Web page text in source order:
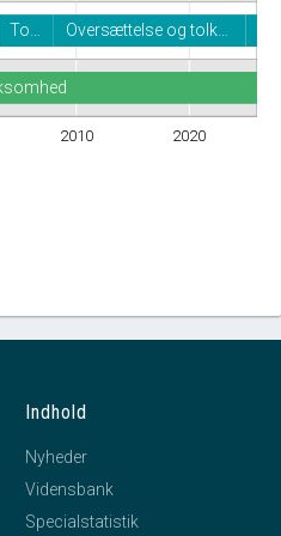
2010 2020
To… Oversættelse og tolk…
Indhold
Nyheder
Vidensbank
Specialstatistik